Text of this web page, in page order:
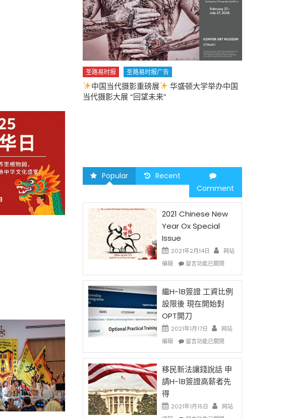
康检查
圣路易时报 圣路易时报广告
中国当代摄影重磅展
华盛顿大学举办中国
当代摄影大展 “回望未来”
Popular
Recent
Comment
2021 Chinese New
Year Ox Special
Issue
2021年2月14日
网站
编辑
在
Chinese
New
Year
Ox
Special
Issue〉
中
留言功能已關閉
繼H-1B簽證 工資比例
設限後 現在開始對
OPT開刀
2021年1月17日
网站
编辑
在
H-
1B
簽
證
資
比
留言功能已關閉
移民新法讓錢說話 申
請H-1B簽證高薪者先
得
2021年1月15日
网站